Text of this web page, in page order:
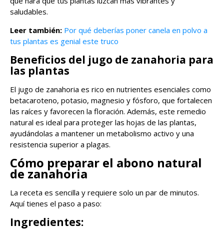
saludables.
Leer también: Por qué deberías poner canela en polvo a
tus plantas es genial este truco
Beneficios del jugo de zanahoria para
las plantas
El jugo de zanahoria es rico en nutrientes esenciales como
betacaroteno, potasio, magnesio y fósforo, que fortalecen
las raíces y favorecen la floración. Además, este remedio
natural es ideal para proteger las hojas de las plantas,
ayudándolas a mantener un metabolismo activo y una
resistencia superior a plagas.
Cómo preparar el abono natural
de zanahoria
La receta es sencilla y requiere solo un par de minutos.
Aquí tienes el paso a paso:
Ingredientes: